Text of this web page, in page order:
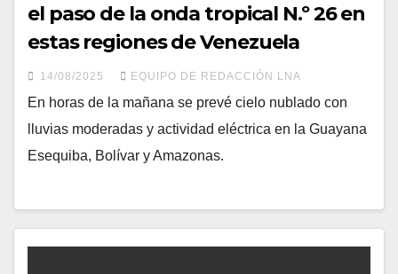
el paso de la onda tropical N.º 26 en
estas regiones de Venezuela
14/08/2025 EQUIPO DE REDACCIÓN LNA
En horas de la mañana se prevé cielo nublado con
lluvias moderadas y actividad eléctrica en la Guayana
Esequiba, Bolívar y Amazonas.